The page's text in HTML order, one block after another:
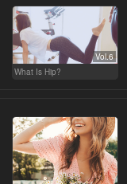
Vol.6
What Is Hip?